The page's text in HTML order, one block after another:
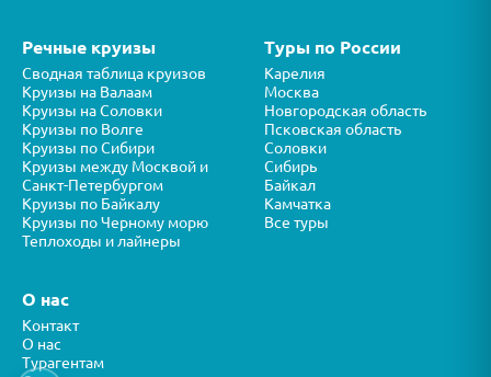
Речные круизы
Сводная таблица круизов
Круизы на Валаам
Круизы на Соловки
Круизы по Волге
Круизы по Сибири
Круизы между Москвой и
Санкт-Петербургом
Круизы по Байкалу
Круизы по Черному морю
Теплоходы и лайнеры
Туры по России
Карелия
Москва
Новгородская область
Псковская область
Соловки
Сибирь
Байкал
Камчатка
Все туры
О нас
Контакт
О нас
Турагентам